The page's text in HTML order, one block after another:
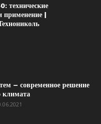
технические
применение |
– современное решение
климата